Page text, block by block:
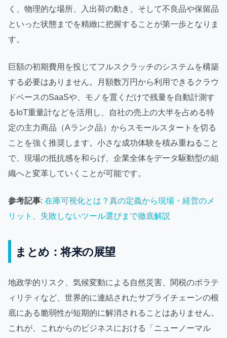
く、物理的な場所、入出荷の動き、そして不良品や保留品
といった状態までを精緻に把握することが第一歩となりま
す。
巨額の初期費用を投じてフルスクラッチのシステムを構築
する必要はありません。月額数万円から利用できるクラウ
ドベースのSaaSや、モノを置くだけで残量を自動計測す
るIoT重量計などを活用し、自社の売上の大半を占める特
定の主力商品（Aランク品）からスモールスタートを切る
ことを強く推奨します。小さな成功体験を積み重ねること
で、現場の抵抗感を和らげ、企業全体をデータ駆動型の組
織へと変革していくことが可能です。
参考記事: 在庫可視化とは？真の定義から現場・経営のメ
リット、失敗しないツール選びまで徹底解説
まとめ：将来の展望
地政学的リスク、気候変動による自然災害、関税のボラテ
ィリティなど、世界的に連結されたサプライチェーンの根
底にある脆弱性が短期的に解消されることはありません。
これが、これからのビジネスにおける「ニューノーマル